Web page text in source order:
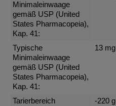
Minimaleinwaage
gemäß USP (United
States Pharmacopeia),
Kap. 41:
Typische
Minimaleinwaage
gemäß USP (United
States Pharmacopeia),
Kap. 41:
13 mg
Tarierbereich
-220 g